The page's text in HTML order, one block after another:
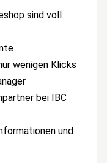
sind voll
wenigen Klicks
bei IBC
und